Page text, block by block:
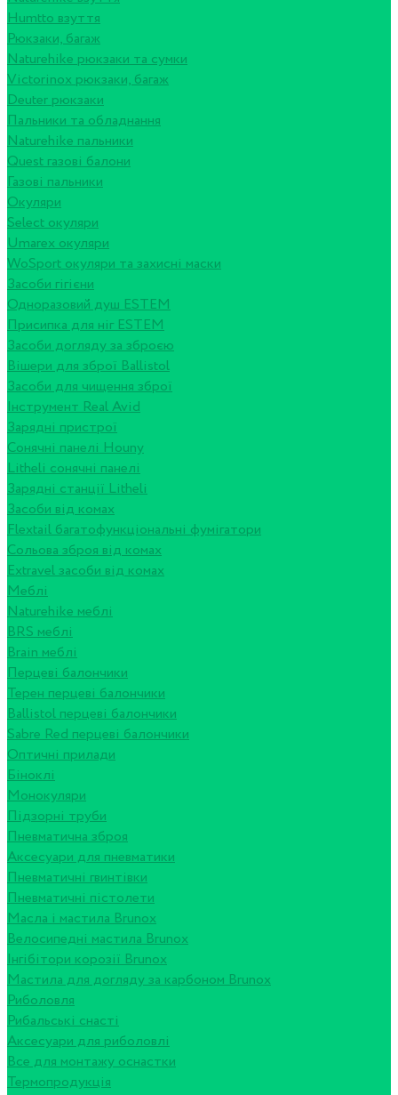
Humtto взуття
Рюкзаки, багаж
Naturehike рюкзаки та сумки
Victorinox рюкзаки, багаж
Deuter рюкзаки
Пальники та обладнання
Naturehike пальники
Quest газові балони
Газові пальники
Окуляри
Select окуляри
Umarex окуляри
WoSport окуляри та захисні маски
Засоби гігієни
Одноразовий душ ESTEM
Присипка для ніг ESTEM
Засоби догляду за зброєю
Вішери для зброї Ballistol
Засоби для чищення зброї
Інструмент Real Avid
Зарядні пристрої
Сонячні панелі Houny
Litheli сонячні панелі
Зарядні станції Litheli
Засоби від комах
Flextail багатофункціональні фумігатори
Сольова зброя від комах
Extravel засоби від комах
Меблі
Naturehike меблі
BRS меблі
Brain меблі
Перцеві балончики
Терен перцеві балончики
Ballistol перцеві балончики
Sabre Red перцеві балончики
Оптичні прилади
Біноклі
Монокуляри
Підзорні труби
Пневматична зброя
Аксесуари для пневматики
Пневматичні гвинтівки
Пневматичні пістолети
Масла і мастила Brunox
Велосипедні мастила Brunox
Інгібітори корозії Brunox
Мастила для догляду за карбоном Brunox
Риболовля
Рибальські снасті
Аксесуари для риболовлі
Все для монтажу оснастки
Термопродукція